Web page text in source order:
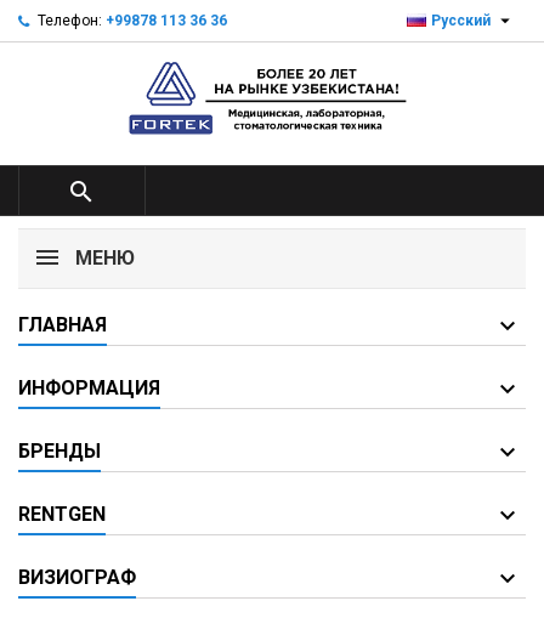
Телефон: +99878 113 36 36 Русский 

МЕНЮ
ГЛАВНАЯ
ИНФОРМАЦИЯ
БРЕНДЫ
RENTGEN
ВИЗИОГРАФ